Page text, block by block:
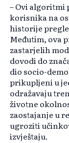
– Ovi algoritmi
korisnika na
historije
Međutim, ova
zastarjelih
dovodi do
dio socio-
prikupljeni u
odražavaju
životne
zaostajanje u
ugroziti
izvještaju.